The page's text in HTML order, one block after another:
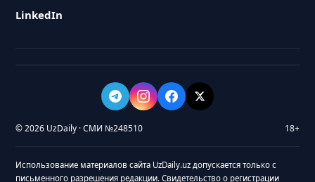
LinkedIn
© 2026 UzDaily · СМИ №248510 18+
Использование материалов сайта UzDaily.uz допускается только с
письменного разрешения редакции. Свидетельство о регистрации